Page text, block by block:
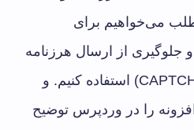
می‌خواهیم برای
جلوگیری از ارسال هرزنامه
) استفاده کنیم. و
را در وردپرس توضیح